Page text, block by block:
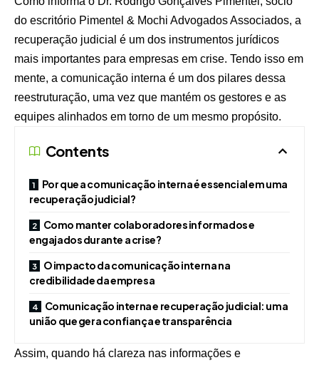
do escritório Pimentel & Mochi Advogados Associados, a
recuperação judicial é um dos instrumentos jurídicos
mais importantes para empresas em crise. Tendo isso em
mente, a comunicação interna é um dos pilares dessa
reestruturação, uma vez que mantém os gestores e as
equipes alinhados em torno de um mesmo propósito.
Contents
Por que a comunicação interna é essencial em uma
recuperação judicial?
Como manter colaboradores informados e
engajados durante a crise?
O impacto da comunicação interna na
credibilidade da empresa
Comunicação interna e recuperação judicial: uma
união que gera confiança e transparência
Assim, quando há clareza nas informações e